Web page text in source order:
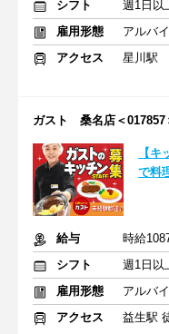
シフト
雇用形態
アルバ
アクセス
星川駅
ガスト 桑名店＜017857
【
で料
給与
時給
シフト
雇用形態
アルバ
アクセス
益生駅